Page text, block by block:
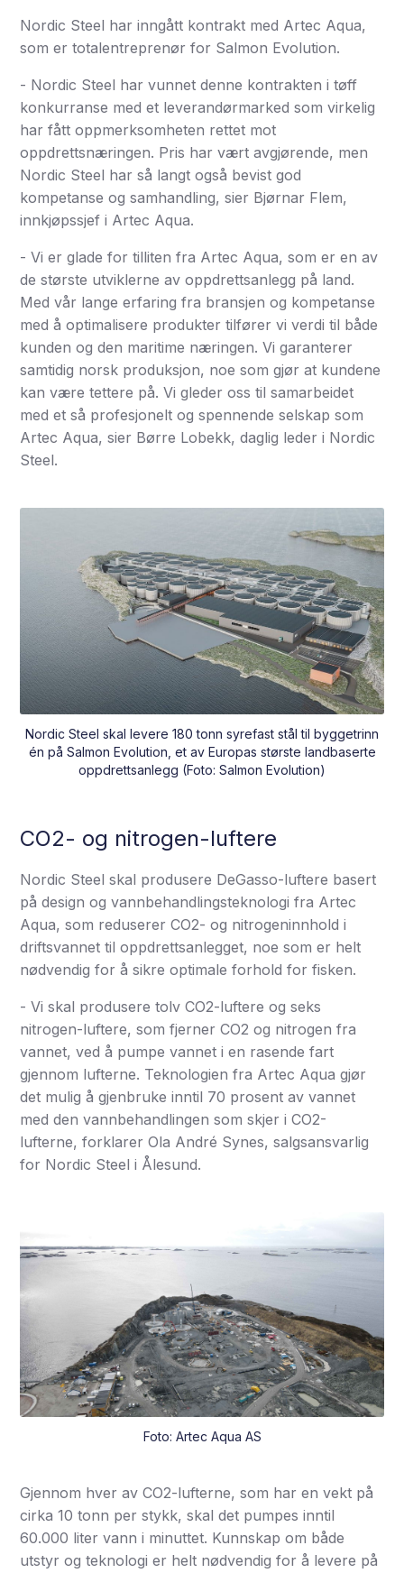
Nordic Steel har inngått kontrakt med Artec Aqua,
som er totalentreprenør for Salmon Evolution.
- Nordic Steel har vunnet denne kontrakten i tøff
konkurranse med et leverandørmarked som virkelig
har fått oppmerksomheten rettet mot
oppdrettsnæringen. Pris har vært avgjørende, men
Nordic Steel har så langt også bevist god
kompetanse og samhandling, sier Bjørnar Flem,
innkjøpssjef i Artec Aqua.
- Vi er glade for tilliten fra Artec Aqua, som er en av
de største utviklerne av oppdrettsanlegg på land.
Med vår lange erfaring fra bransjen og kompetanse
med å optimalisere produkter tilfører vi verdi til både
kunden og den maritime næringen. Vi garanterer
samtidig norsk produksjon, noe som gjør at kundene
kan være tettere på. Vi gleder oss til samarbeidet
med et så profesjonelt og spennende selskap som
Artec Aqua, sier Børre Lobekk, daglig leder i Nordic
Steel.
Nordic Steel skal levere 180 tonn syrefast stål til byggetrinn
én på Salmon Evolution, et av Europas største landbaserte
oppdrettsanlegg (Foto: Salmon Evolution)
CO2- og nitrogen-luftere
Nordic Steel skal produsere DeGasso-luftere basert
på design og vannbehandlingsteknologi fra Artec
Aqua, som reduserer CO2- og nitrogeninnhold i
driftsvannet til oppdrettsanlegget, noe som er helt
nødvendig for å sikre optimale forhold for fisken.
- Vi skal produsere tolv CO2-luftere og seks
nitrogen-luftere, som fjerner CO2 og nitrogen fra
vannet, ved å pumpe vannet i en rasende fart
gjennom lufterne. Teknologien fra Artec Aqua gjør
det mulig å gjenbruke inntil 70 prosent av vannet
med den vannbehandlingen som skjer i CO2-
lufterne, forklarer Ola André Synes, salgsansvarlig
for Nordic Steel i Ålesund.
Foto: Artec Aqua AS
Gjennom hver av CO2-lufterne, som har en vekt på
cirka 10 tonn per stykk, skal det pumpes inntil
60.000 liter vann i minuttet. Kunnskap om både
utstyr og teknologi er helt nødvendig for å levere på